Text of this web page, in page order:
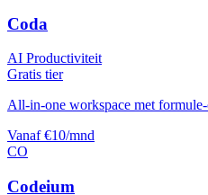
Coda
AI Productiviteit
Gratis tier
All-in-one workspace met
Vanaf €10/mnd
CO
Codeium